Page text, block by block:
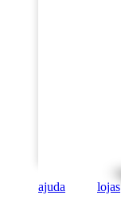
ajuda lojas